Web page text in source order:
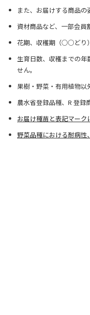
また、お届けする商品の
資材商品など、一部会員
花期、収穫期（○○どり
生育日数、収穫までの
せん。
果樹・野菜・有用植物以
農水省登録品種、R 登録
お届け種苗と表記マーク
野菜品種における耐病